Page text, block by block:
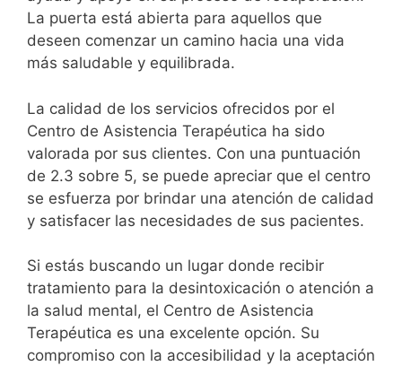
La puerta está abierta para aquellos que
deseen comenzar un camino hacia una vida
más saludable y equilibrada.
La calidad de los servicios ofrecidos por el
Centro de Asistencia Terapéutica ha sido
valorada por sus clientes. Con una puntuación
de 2.3 sobre 5, se puede apreciar que el centro
se esfuerza por brindar una atención de calidad
y satisfacer las necesidades de sus pacientes.
Si estás buscando un lugar donde recibir
tratamiento para la desintoxicación o atención a
la salud mental, el Centro de Asistencia
Terapéutica es una excelente opción. Su
compromiso con la accesibilidad y la aceptación